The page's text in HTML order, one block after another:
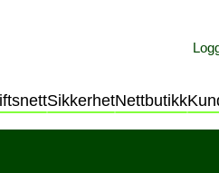
SikkerhetNettbutikk